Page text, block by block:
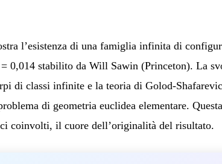
l’esistenza di una famiglia infinita di
0,014 stabilito da Will Sawin (Princeton). La
di classi infinite e la teoria di Golod-
di geometria euclidea elementare.
coinvolti, il cuore dell’originalità del risultato.